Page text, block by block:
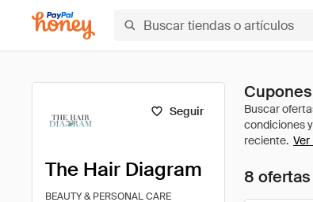
Seguir
The Hair Diagram
BEAUTY & PERSONAL CARE
8